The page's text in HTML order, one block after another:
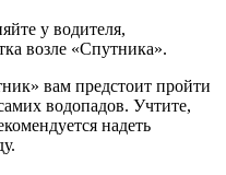
у водителя,
возле «Спутника».
вам предстоит пройти
водопадов. Учтите,
надеть